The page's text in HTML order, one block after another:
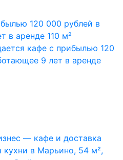
кафе с прибылью 120
9 лет в аренде